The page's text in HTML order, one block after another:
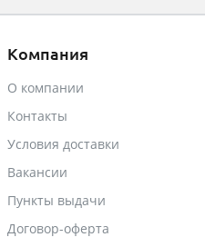
Компания
О компании
Контакты
Условия доставки
Вакансии
Пункты выдачи
Договор-оферта